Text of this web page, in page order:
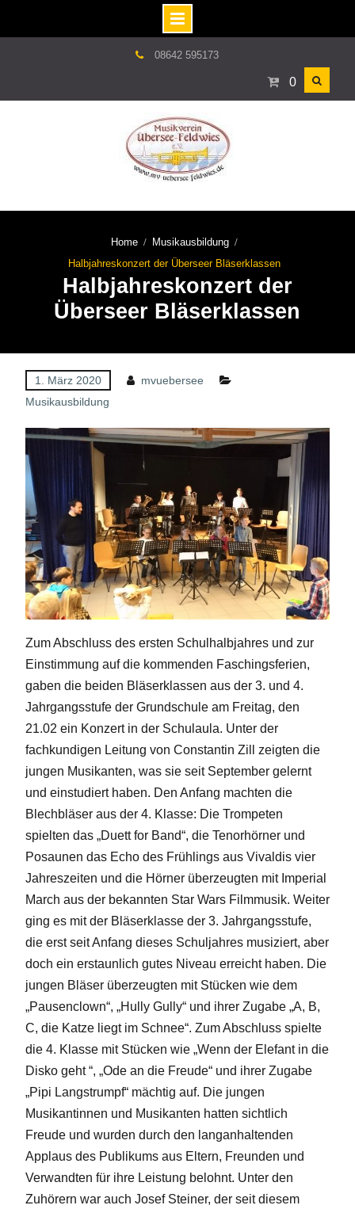
08642 595173
0
Home
Musikausbildung
Halbjahreskonzert der Überseer Bläserklassen
Halbjahreskonzert der
Überseer Bläserklassen
1. März 2020
mvuebersee
Musikausbildung
Zum Abschluss des ersten Schulhalbjahres und zur
Einstimmung auf die kommenden Faschingsferien,
gaben die beiden Bläserklassen aus der 3. und 4.
Jahrgangsstufe der Grundschule am Freitag, den
21.02 ein Konzert in der Schulaula. Unter der
fachkundigen Leitung von Constantin Zill zeigten die
jungen Musikanten, was sie seit September gelernt
und einstudiert haben. Den Anfang machten die
Blechbläser aus der 4. Klasse: Die Trompeten
spielten das „Duett for Band“, die Tenorhörner und
Posaunen das Echo des Frühlings aus Vivaldis vier
Jahreszeiten und die Hörner überzeugten mit Imperial
March aus der bekannten Star Wars Filmmusik. Weiter
ging es mit der Bläserklasse der 3. Jahrgangsstufe,
die erst seit Anfang dieses Schuljahres musiziert, aber
doch ein erstaunlich gutes Niveau erreicht haben. Die
jungen Bläser überzeugten mit Stücken wie dem
„Pausenclown“, „Hully Gully“ und ihrer Zugabe „A, B,
C, die Katze liegt im Schnee“. Zum Abschluss spielte
die 4. Klasse mit Stücken wie „Wenn der Elefant in die
Disko geht “, „Ode an die Freude“ und ihrer Zugabe
„Pipi Langstrumpf“ mächtig auf. Die jungen
Musikantinnen und Musikanten hatten sichtlich
Freude und wurden durch den langanhaltenden
Applaus des Publikums aus Eltern, Freunden und
Verwandten für ihre Leistung belohnt. Unter den
Zuhörern war auch Josef Steiner, der seit diesem